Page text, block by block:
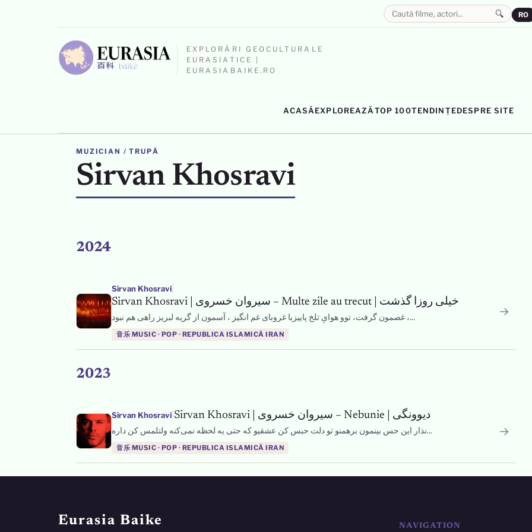
EXPLORĂRI GEOCULTURALE
EURASIATICE |
EURASIABAIKE.RO
ACASĂ EXPLOREAZĂ TOP 100TENDINȚEDESPRE SITE
🔍 RO
MUZICIAN / TRUPĂ
Sirvan Khosravi
2024
Sirvan Khosravi
Sirvan Khosravi | سیروان خسروی – Multe zile au trecut | خیلی روزا گذشت
غصمون گرفت، توو هوایِ تلخ پاییزبا غروبای غم انگیز ، آسمون از گریه لبریز راهی هم نبود ،...
音乐 MUSIC · POP · REPUBLICA ISLAMICĂ IRAN
→
2023
Sirvan Khosravi Sirvan Khosravi | سیروان خسروی – Nebunie | دیوونگی
نذار این حس بینمون برهمنو تو دلت حبس کن عشقيو که حتی یه لحظه نمی‌کنه ولتلمس کن داره...
音乐 MUSIC · POP · REPUBLICA ISLAMICĂ IRAN
→
Eurasia Baike NAVIGATION